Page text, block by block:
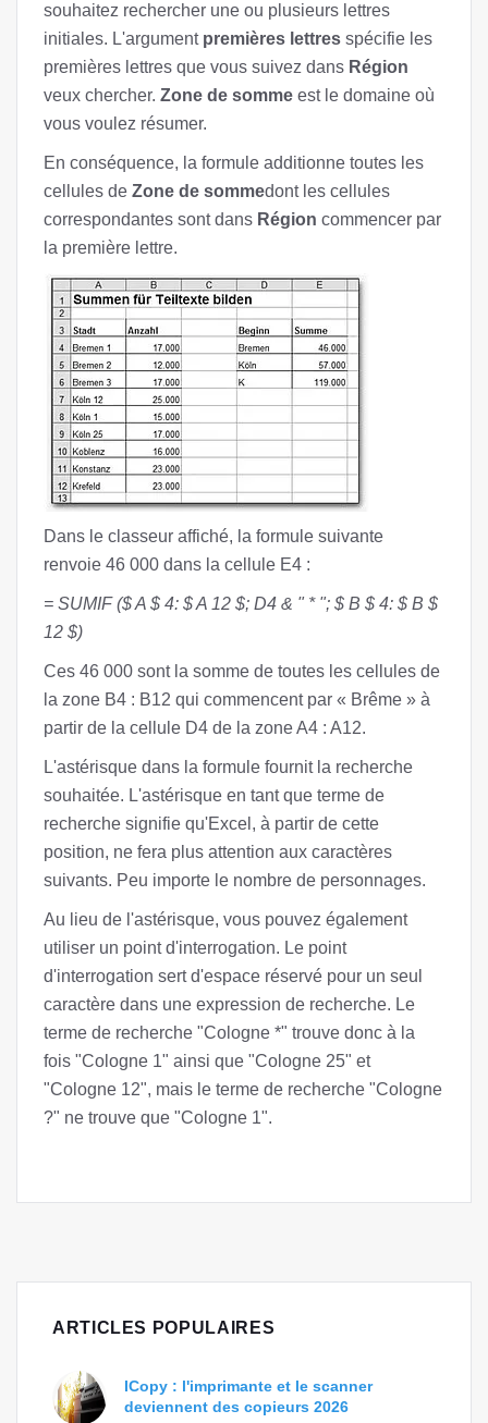
souhaitez rechercher une ou plusieurs lettres
initiales. L'argument premières lettres spécifie les
premières lettres que vous suivez dans Région
veux chercher. Zone de somme est le domaine où
vous voulez résumer.
En conséquence, la formule additionne toutes les
cellules de Zone de sommedont les cellules
correspondantes sont dans Région commencer par
la première lettre.
Dans le classeur affiché, la formule suivante
renvoie 46 000 dans la cellule E4 :
= SUMIF ($ A $ 4: $ A 12 $; D4 & ʺ * ʺ; $ B $ 4: $ B $
12 $)
Ces 46 000 sont la somme de toutes les cellules de
la zone B4 : B12 qui commencent par « Brême » à
partir de la cellule D4 de la zone A4 : A12.
L'astérisque dans la formule fournit la recherche
souhaitée. L'astérisque en tant que terme de
recherche signifie qu'Excel, à partir de cette
position, ne fera plus attention aux caractères
suivants. Peu importe le nombre de personnages.
Au lieu de l'astérisque, vous pouvez également
utiliser un point d'interrogation. Le point
d'interrogation sert d'espace réservé pour un seul
caractère dans une expression de recherche. Le
terme de recherche "Cologne *" trouve donc à la
fois "Cologne 1" ainsi que "Cologne 25" et
"Cologne 12", mais le terme de recherche "Cologne
?" ne trouve que "Cologne 1".
ARTICLES POPULAIRES
ICopy : l'imprimante et le scanner
deviennent des copieurs 2026